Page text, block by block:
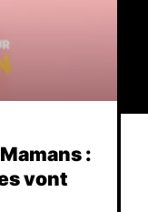
:
vont